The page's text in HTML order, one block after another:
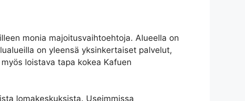
monia majoitusvaihtoehtoja. Alueella on
on yleensä yksinkertaiset palvelut,
loistava tapa kokea Kafuen
lomakeskuksista. Useimmissa